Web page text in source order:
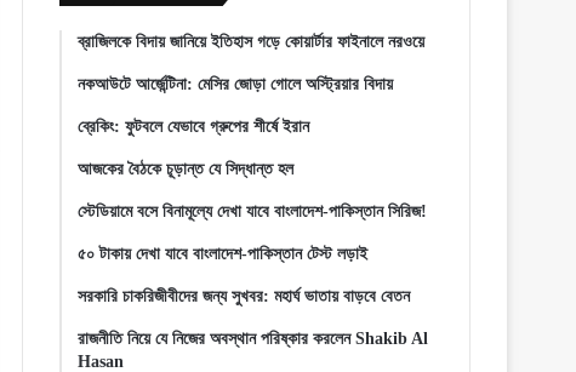
ব্রাজিলকে বিদায় জানিয়ে ইতিহাস গড়ে কোয়ার্টার ফাইনালে নরওয়ে
নকআউটে আর্জেন্টিনা: মেসির জোড়া গোলে অস্ট্রিয়ার বিদায়
ব্রেকিং: ফুটবলে যেভাবে গ্রুপের শীর্ষে ইরান
আজকের বৈঠকে চূড়ান্ত যে সিদ্ধান্ত হল
স্টেডিয়ামে বসে বিনামূল্যে দেখা যাবে বাংলাদেশ-পাকিস্তান সিরিজ!
৫০ টাকায় দেখা যাবে বাংলাদেশ-পাকিস্তান টেস্ট লড়াই
সরকারি চাকরিজীবীদের জন্য সুখবর: মহার্ঘ ভাতায় বাড়বে বেতন
রাজনীতি নিয়ে যে নিজের অবস্থান পরিষ্কার করলেন Shakib Al
Hasan